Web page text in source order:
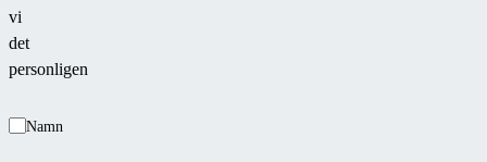
vi
det
personligen
Namn